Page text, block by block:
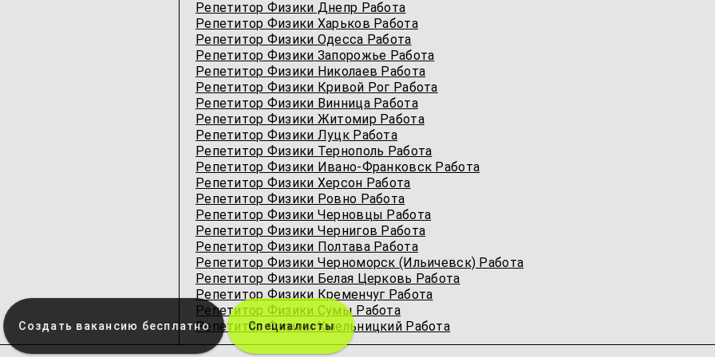
Репетитор Физики Днепр Работа
Репетитор Физики Харьков Работа
Репетитор Физики Одесcа Работа
Репетитор Физики Запорожье Работа
Репетитор Физики Николаев Работа
Репетитор Физики Кривой Рог Работа
Репетитор Физики Винница Работа
Репетитор Физики Житомир Работа
Репетитор Физики Луцк Работа
Репетитор Физики Тернополь Работа
Репетитор Физики Ивано-Франковск Работа
Репетитор Физики Херсон Работа
Репетитор Физики Ровно Работа
Репетитор Физики Черновцы Работа
Репетитор Физики Чернигов Работа
Репетитор Физики Полтава Работа
Репетитор Физики Черноморск (Ильичевск) Работа
Репетитор Физики Белая Церковь Работа
Репетитор Физики Кременчуг Работа
Репетитор Физики Сумы Работа
Репетитор Физики Хмельницкий Работа
Создать вакансию бесплатно Специалисты